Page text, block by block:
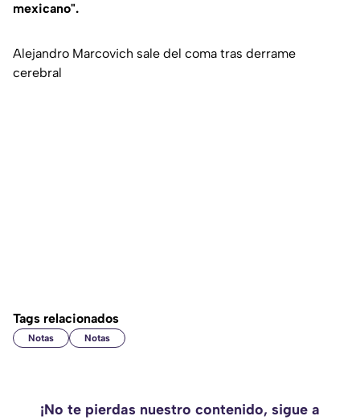
mexicano".
Alejandro Marcovich sale del coma tras derrame
cerebral
Tags relacionados
Notas Notas
¡No te pierdas nuestro contenido, sigue a